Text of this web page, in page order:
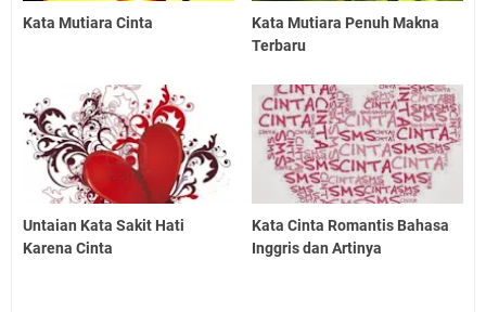
Kata Mutiara Cinta
Kata Mutiara Penuh Makna
Terbaru
Untaian Kata Sakit Hati
Karena Cinta
Kata Cinta Romantis Bahasa
Inggris dan Artinya